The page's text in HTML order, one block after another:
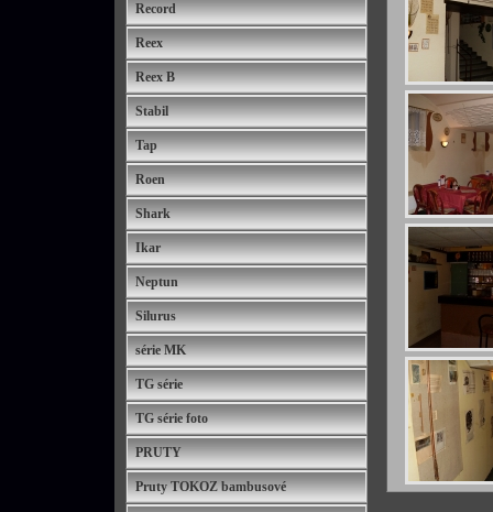
Record
Reex
Reex B
Stabil
Tap
Roen
Shark
Ikar
Neptun
Silurus
série MK
TG série
TG série foto
PRUTY
Pruty TOKOZ bambusové